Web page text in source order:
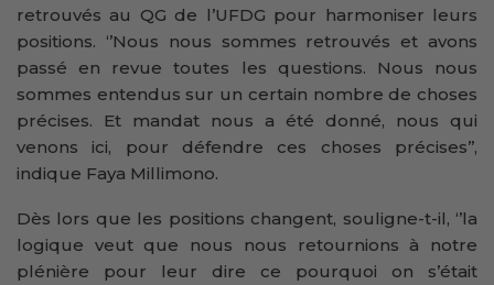
retrouvés au QG de l’UFDG pour harmoniser leurs
positions. ‘’Nous nous sommes retrouvés et avons
passé en revue toutes les questions. Nous nous
sommes entendus sur un certain nombre de choses
précises. Et mandat nous a été donné, nous qui
venons ici, pour défendre ces choses précises’’,
indique Faya Millimono.
Dès lors que les positions changent, souligne-t-il, ‘’la
logique veut que nous nous retournions à notre
plénière pour leur dire ce pourquoi on s’était